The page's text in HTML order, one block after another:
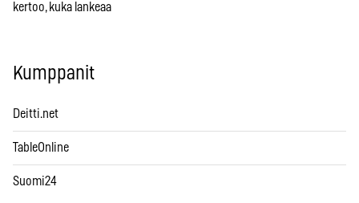
kertoo, kuka lankeaa
Kumppanit
Deitti.net
TableOnline
Suomi24